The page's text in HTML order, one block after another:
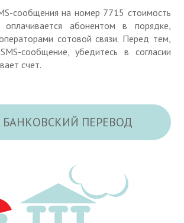
сообщения на номер 7715 стоимость
оплачивается абонентом в порядке,
сотовой связи. Перед тем,
сообщение, убедитесь в согласии
счет.
БАНКОВСКИЙ ПЕРЕВОД